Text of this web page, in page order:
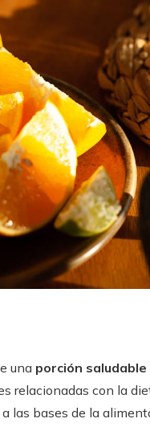
una porción saludable
relacionadas con la
las bases de la